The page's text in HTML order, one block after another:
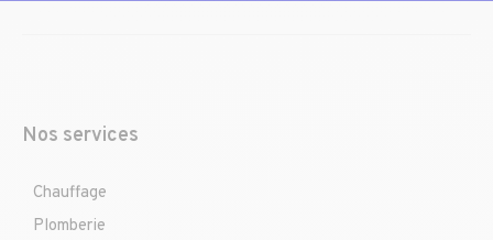
Nos services
Chauffage
Plomberie